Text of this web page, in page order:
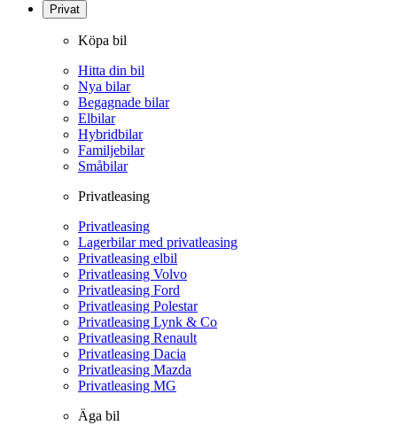
Privat
Köpa bil
Hitta din bil
Nya bilar
Begagnade bilar
Elbilar
Hybridbilar
Familjebilar
Småbilar
Privatleasing
Privatleasing
Lagerbilar med privatleasing
Privatleasing elbil
Privatleasing Volvo
Privatleasing Ford
Privatleasing Polestar
Privatleasing Lynk & Co
Privatleasing Renault
Privatleasing Dacia
Privatleasing Mazda
Privatleasing MG
Äga bil